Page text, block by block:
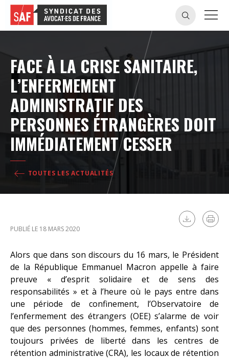
FACE À LA CRISE SANITAIRE,
L’ENFERMEMENT
ADMINISTRATIF DES
PERSONNES ÉTRANGÈRES DOIT
IMMÉDIATEMENT CESSER
TOUTES LES ACTUALITÉS
PUBLIÉ LE 18 MARS 2020
Alors que dans son discours du 16 mars, le Président
de la République Emmanuel Macron appelle à faire
preuve « d’esprit solidaire et de sens des
responsabilités » et à l’heure où le pays entre dans
une période de confinement, l’Observatoire de
l’enfermement des étrangers (OEE) s’alarme de voir
que des personnes (hommes, femmes, enfants) sont
toujours privées de liberté dans les centres de
rétention administrative (CRA), les locaux de rétention